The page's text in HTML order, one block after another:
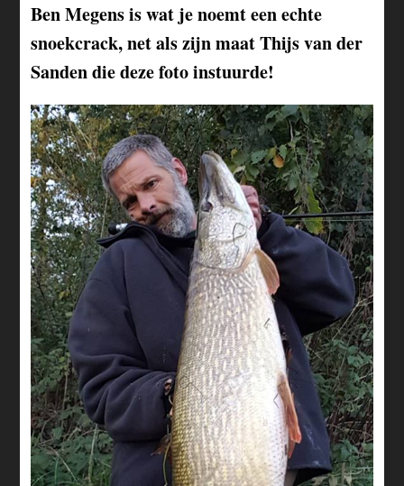
Ben Megens is wat je noemt een echte
snoekcrack, net als zijn maat Thijs van der
Sanden die deze foto instuurde!